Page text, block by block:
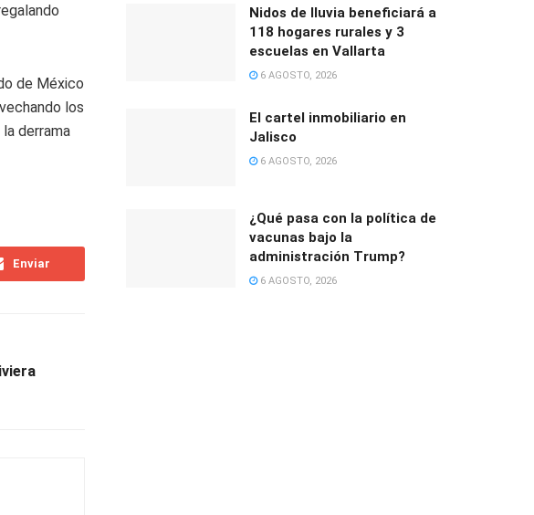
de México
los
derrama
Enviar
Nidos de lluvia beneficiará a
118 hogares rurales y 3
escuelas en Vallarta
6 AGOSTO, 2026
El cartel inmobiliario en
Jalisco
6 AGOSTO, 2026
¿Qué pasa con la política de
vacunas bajo la
administración Trump?
6 AGOSTO, 2026